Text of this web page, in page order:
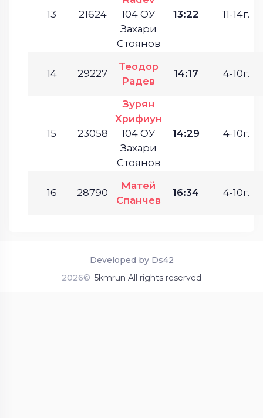
13 21624
104 ОУ
Захари
Стоянов
13:22 11-14г.
14 29227
Теодор
Радев
14:17 4-10г.
15 23058
Зурян
Хрифиун
104 ОУ
Захари
Стоянов
14:29 4-10г.
16 28790
Матей
Спанчев
16:34 4-10г.
2026© 5kmrun All rights reserved
Developed by Ds42